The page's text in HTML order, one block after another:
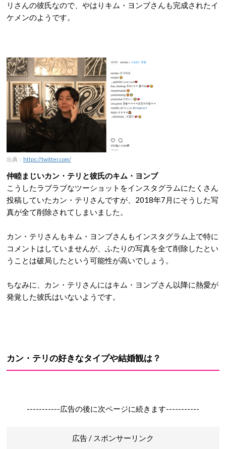
リさんの彼氏なので、やはりキム・ヨンブさんも完成されたイ
ケメンのようです。
出典： https://twitter.com/
仲睦まじいカン・テリと彼氏のキム・ヨンブ
こうしたラブラブなツーショットをインスタグラムにたくさん
投稿していたカン・テリさんですが、2018年7月にそうした写
真が全て削除されてしまいました。
カン・テリさんもキム・ヨンブさんもインスタグラム上で特に
コメントはしていませんが、ふたりの写真を全て削除したとい
うことは破局したという可能性が高いでしょう。
ちなみに、カン・テリさんにはキム・ヨンブさん以降に熱愛が
発覚した彼氏はいないようです。
カン・テリの好きなタイプや結婚観は？
-----------広告の後に次ページに続きます-----------
広告 / スポンサーリンク